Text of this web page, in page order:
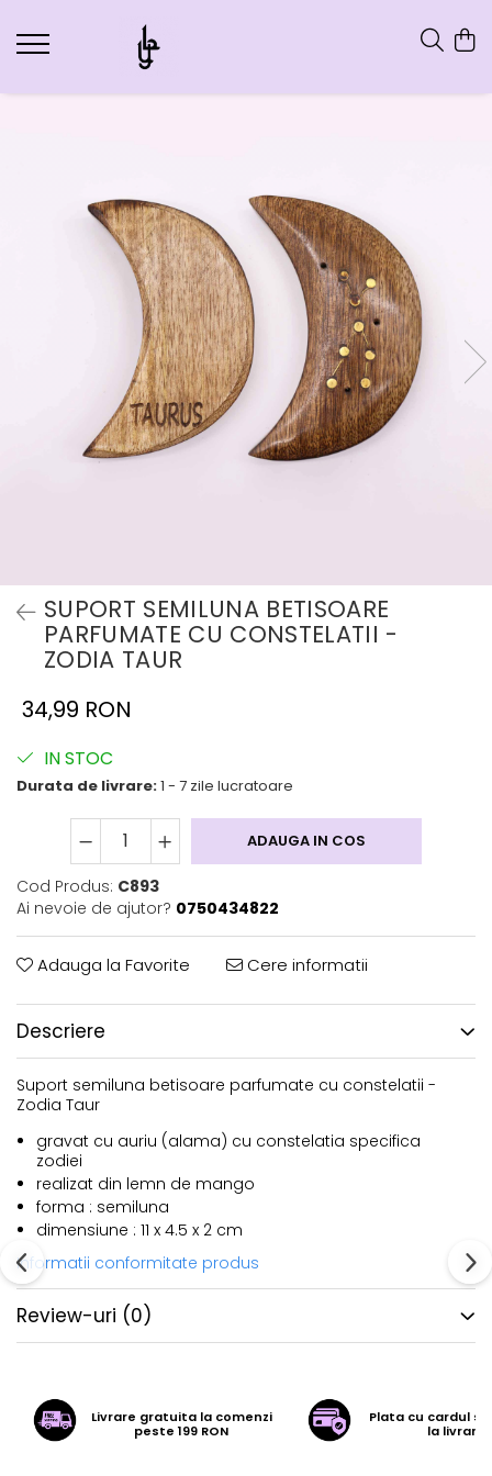
SUPORT SEMILUNA BETISOARE
PARFUMATE CU CONSTELATII -
ZODIA TAUR
34,99 RON
IN STOC
Durata de livrare:1 - 7 zile lucratoare
ADAUGA IN COS
Cod Produs: C893
Ai nevoie de ajutor? 0750434822
Adauga la Favorite Cere informatii
Descriere
Suport semiluna betisoare parfumate cu constelatii -
Zodia Taur
gravat cu auriu (alama) cu constelatia specifica
zodiei
realizat din lemn de mango
forma : semiluna
dimensiune : 11 x 4.5 x 2 cm
Informatii conformitate produs
Review-uri (0)
Livrare gratuita la comenzi
peste 199 RON
Plata cu cardul
la livrare